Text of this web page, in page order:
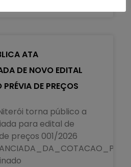
ATA
DE NOVO EDITAL
DE PREÇOS
torna público a
para edital de
preços 001/2026